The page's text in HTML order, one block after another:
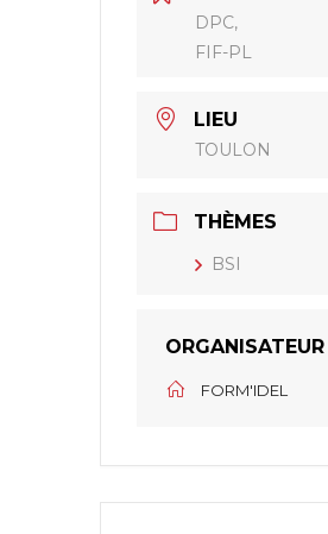
DPC,
FIF-PL
LIEU
TOULON
THÈMES
BSI
ORGANISATEUR
FORM'IDEL